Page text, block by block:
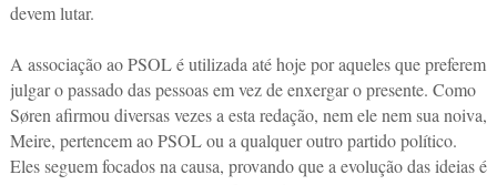
devem lutar.
A associação ao PSOL é utilizada até hoje por aqueles que preferem
julgar o passado das pessoas em vez de enxergar o presente. Como
Søren afirmou diversas vezes a esta redação, nem ele nem sua noiva,
Meire, pertencem ao PSOL ou a qualquer outro partido político.
Eles seguem focados na causa, provando que a evolução das ideias é